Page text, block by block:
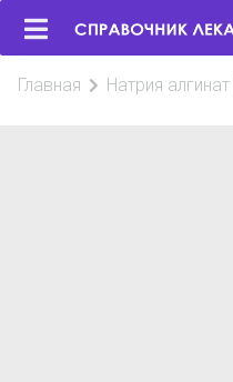
Главная Натрия алгинат